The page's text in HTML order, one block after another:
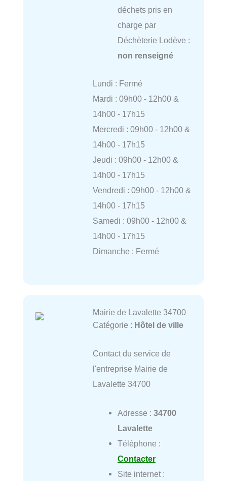
déchets pris en
charge par
Déchèterie Lodève :
non renseigné
Lundi : Fermé
Mardi : 09h00 - 12h00 &
14h00 - 17h15
Mercredi : 09h00 - 12h00 &
14h00 - 17h15
Jeudi : 09h00 - 12h00 &
14h00 - 17h15
Vendredi : 09h00 - 12h00 &
14h00 - 17h15
Samedi : 09h00 - 12h00 &
14h00 - 17h15
Dimanche : Fermé
Mairie de Lavalette 34700
Catégorie : Hôtel de ville
Contact du service de
l'entreprise Mairie de
Lavalette 34700
Adresse : 34700
Lavalette
Téléphone :
Contacter
Site internet :